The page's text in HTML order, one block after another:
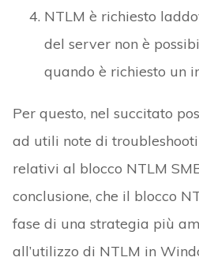
NTLM è richiesto
del server non è
quando è richiesto un
Per questo, nel succitato
ad utili note di
relativi al blocco NTLM
conclusione, che il blocco
fase di una strategia più
all’utilizzo di NTLM in